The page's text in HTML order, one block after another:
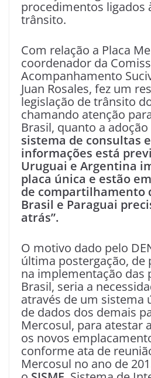
procedimentos ligados
trânsito.
Com relação a Placa
coordenador da
Acompanhamento
Juan Rosales, fez um
legislação de trânsito
chamando atenção
Brasil, quanto a adoção
sistema de consultas
informações está
Uruguai e Argentina
placa única e estão
de compartilhamento
Brasil e Paraguai
atrás”.
O motivo dado pelo
última postergação, de
na implementação das
Brasil, seria a
através de um sistema
de dados dos demais
Mercosul, para atestar
os novos
conforme ata de
Mercosul no ano de